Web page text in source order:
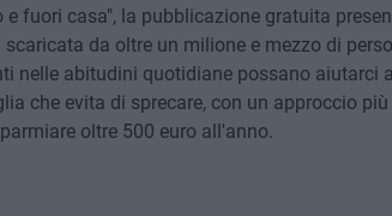
fuori casa", la pubblicazione gratuita
da oltre un milione e mezzo di
nelle abitudini quotidiane possano aiutarci
che evita di sprecare, con un approccio più
oltre 500 euro all'anno.